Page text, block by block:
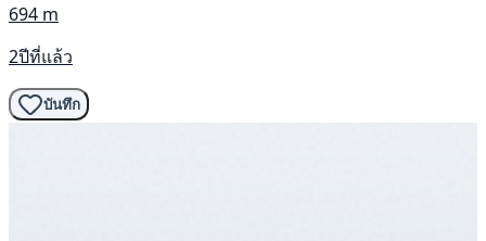
694 m
2ปีที่แล้ว
บันทึก